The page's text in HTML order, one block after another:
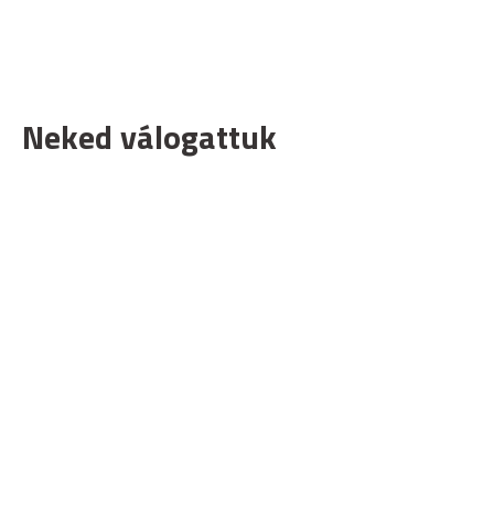
Neked válogattuk